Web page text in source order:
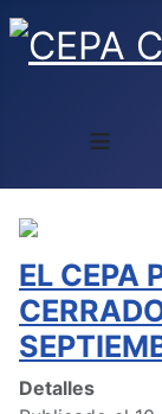
≡
EL CEPA
Detalles